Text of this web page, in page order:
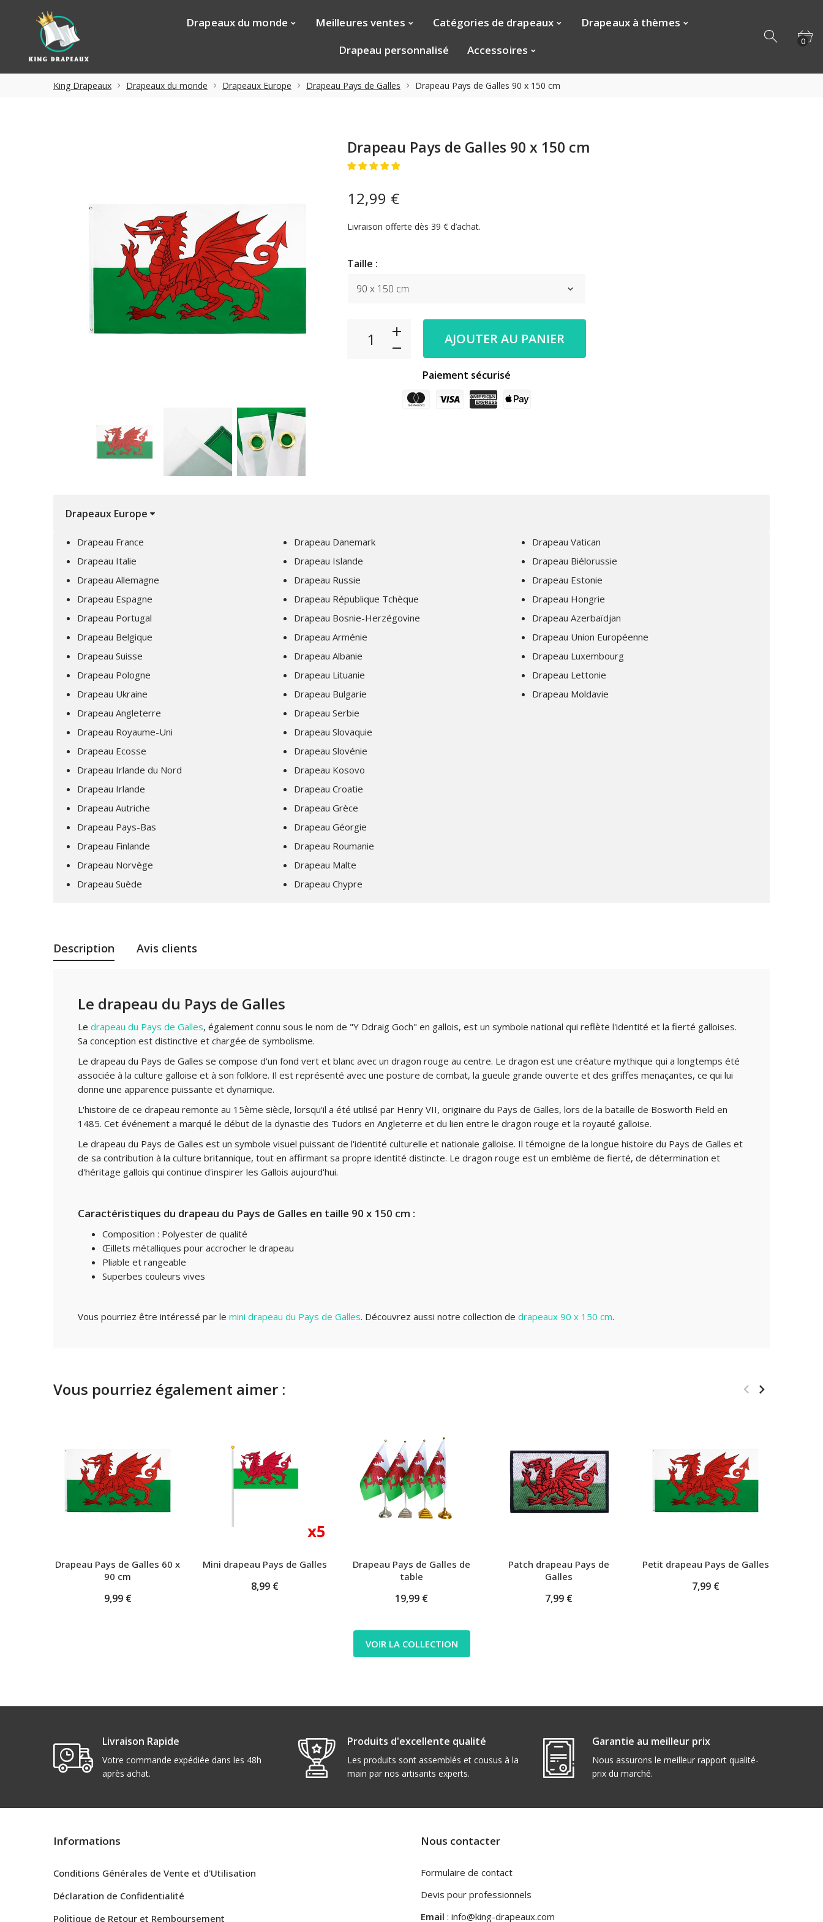
Drapeaux du monde Meilleures ventes Catégories de drapeaux
Drapeaux à thèmes
Drapeau personnalisé
Accessoires
0
King Drapeaux Drapeaux du monde Drapeaux Europe Drapeau Pays de Galles Drapeau Pays de Galles 90 x 150 cm
12,99 €
Drapeau Pays de Galles 90 x 150 cm
Livraison offerte dès 39 € d’achat.
Taille :
AJOUTER AU PANIER
Paiement sécurisé
Drapeaux Europe
Drapeau France
Drapeau Italie
Drapeau Allemagne
Drapeau Espagne
Drapeau Portugal
Drapeau Belgique
Drapeau Suisse
Drapeau Pologne
Drapeau Ukraine
Drapeau Angleterre
Drapeau Royaume-Uni
Drapeau Ecosse
Drapeau Irlande du Nord
Drapeau Irlande
Drapeau Autriche
Drapeau Pays-Bas
Drapeau Finlande
Drapeau Norvège
Drapeau Suède
Drapeau Danemark
Drapeau Islande
Drapeau Russie
Drapeau République Tchèque
Drapeau Bosnie-Herzégovine
Drapeau Arménie
Drapeau Albanie
Drapeau Lituanie
Drapeau Bulgarie
Drapeau Serbie
Drapeau Slovaquie
Drapeau Slovénie
Drapeau Kosovo
Drapeau Croatie
Drapeau Grèce
Drapeau Géorgie
Drapeau Roumanie
Drapeau Malte
Drapeau Chypre
Drapeau Vatican
Drapeau Biélorussie
Drapeau Estonie
Drapeau Hongrie
Drapeau Azerbaïdjan
Drapeau Union Européenne
Drapeau Luxembourg
Drapeau Lettonie
Drapeau Moldavie
Description Avis clients
Le drapeau du Pays de Galles
Le drapeau du Pays de Galles, également connu sous le nom de "Y Ddraig Goch" en gallois, est un symbole national qui reflète l'identité et la fierté galloises.
Sa conception est distinctive et chargée de symbolisme.
Le drapeau du Pays de Galles se compose d'un fond vert et blanc avec un dragon rouge au centre. Le dragon est une créature mythique qui a longtemps été
associée à la culture galloise et à son folklore. Il est représenté avec une posture de combat, la gueule grande ouverte et des griffes menaçantes, ce qui lui
donne une apparence puissante et dynamique.
L'histoire de ce drapeau remonte au 15ème siècle, lorsqu'il a été utilisé par Henry VII, originaire du Pays de Galles, lors de la bataille de Bosworth Field en
1485. Cet événement a marqué le début de la dynastie des Tudors en Angleterre et du lien entre le dragon rouge et la royauté galloise.
Le drapeau du Pays de Galles est un symbole visuel puissant de l'identité culturelle et nationale galloise. Il témoigne de la longue histoire du Pays de Galles et
de sa contribution à la culture britannique, tout en affirmant sa propre identité distincte. Le dragon rouge est un emblème de fierté, de détermination et
d'héritage gallois qui continue d'inspirer les Gallois aujourd'hui.
Caractéristiques du drapeau du Pays de Galles en taille 90 x 150 cm :
Composition : Polyester de qualité
Œillets métalliques pour accrocher le drapeau
Pliable et rangeable
Superbes couleurs vives
Vous pourriez être intéressé par le mini drapeau du Pays de Galles. Découvrez aussi notre collection de drapeaux 90 x 150 cm.
Vous pourriez également aimer :
Drapeau Pays de Galles 60 x
90 cm
9,99 €
Mini drapeau Pays de Galles
8,99 €
Drapeau Pays de Galles de
table
19,99 €
Patch drapeau Pays de
Galles
7,99 €
Petit drapeau Pays de Galles
7,99 €
VOIR LA COLLECTION
Livraison Rapide
Votre commande expédiée dans les 48h
après achat.
Produits d'excellente qualité
Les produits sont assemblés et cousus à la
main par nos artisants experts.
Garantie au meilleur prix
Nous assurons le meilleur rapport qualité-
prix du marché.
Informations
Conditions Générales de Vente et d'Utilisation
Déclaration de Confidentialité
Politique de Retour et Remboursement
Nous contacter
Formulaire de contact
Devis pour professionnels
Email : info@king-drapeaux.com